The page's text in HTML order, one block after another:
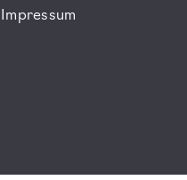
Impressum